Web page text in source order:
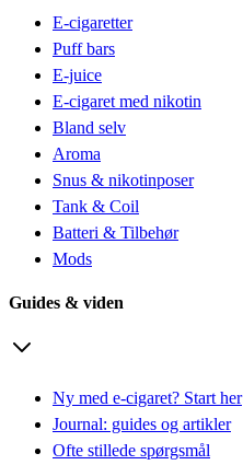
E-cigaretter
Puff bars
E-juice
E-cigaret med nikotin
Bland selv
Aroma
Snus & nikotinposer
Tank & Coil
Batteri & Tilbehør
Mods
Guides & viden
Ny med e-cigaret? Start her
Journal: guides og artikler
Ofte stillede spørgsmål